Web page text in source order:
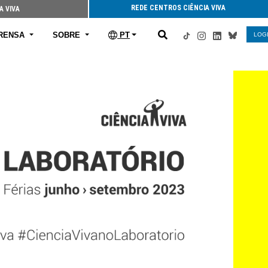
VIVA REDE CENTROS CIÊNCIA VIVA
SOBRE PT